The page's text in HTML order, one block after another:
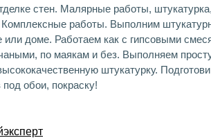
стен. Малярные работы,
Комплексные работы. Выполним
или доме. Работаем как с гипсовыми
по маякам и без. Выполняем
штукатурку.
под обои, покраску!